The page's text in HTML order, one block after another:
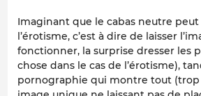
Imaginant que le cabas neutre peut
l’érotisme, c’est à dire de laisser
fonctionner, la surprise dresser les
chose dans le cas de l’érotisme),
pornographie qui montre tout (trop